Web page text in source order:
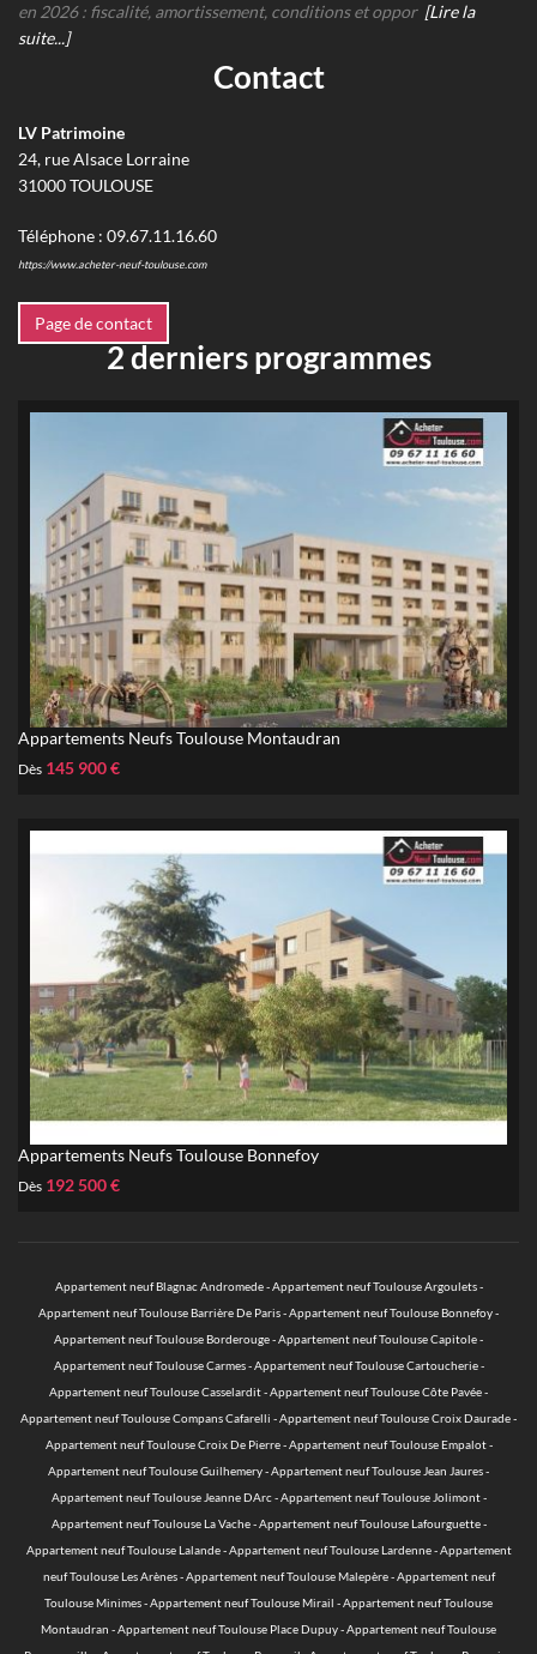
en 2026 : fiscalité, amortissement, conditions et oppor [Lire la
suite...]
Contact
LV Patrimoine
24, rue Alsace Lorraine
31000TOULOUSE
Téléphone : 09.67.11.16.60
https://www.acheter-neuf-toulouse.com
Page de contact
2 derniers programmes
Appartements Neufs Toulouse Montaudran
Dès 145 900 €
Appartements Neufs Toulouse Bonnefoy
Dès 192 500 €
Appartement neuf Blagnac Andromede-Appartement neuf Toulouse Argoulets-
Appartement neuf Toulouse Barrière De Paris-Appartement neuf Toulouse Bonnefoy-
Appartement neuf Toulouse Borderouge-Appartement neuf Toulouse Capitole-
Appartement neuf Toulouse Carmes-Appartement neuf Toulouse Cartoucherie-
Appartement neuf Toulouse Casselardit-Appartement neuf Toulouse Côte Pavée-
Appartement neuf Toulouse Compans Cafarelli -Appartement neuf Toulouse Croix Daurade-
Appartement neuf Toulouse Croix De Pierre-Appartement neuf Toulouse Empalot-
Appartement neuf Toulouse Guilhemery-Appartement neuf Toulouse Jean Jaures-
Appartement neuf Toulouse Jeanne DArc-Appartement neuf Toulouse Jolimont-
Appartement neuf Toulouse La Vache-Appartement neuf Toulouse Lafourguette-
Appartement neuf Toulouse Lalande-Appartement neuf Toulouse Lardenne-Appartement
neuf Toulouse Les Arènes-Appartement neuf Toulouse Malepère-Appartement neuf
Toulouse Minimes-Appartement neuf Toulouse Mirail -Appartement neuf Toulouse
Montaudran -Appartement neuf Toulouse Place Dupuy-Appartement neuf Toulouse